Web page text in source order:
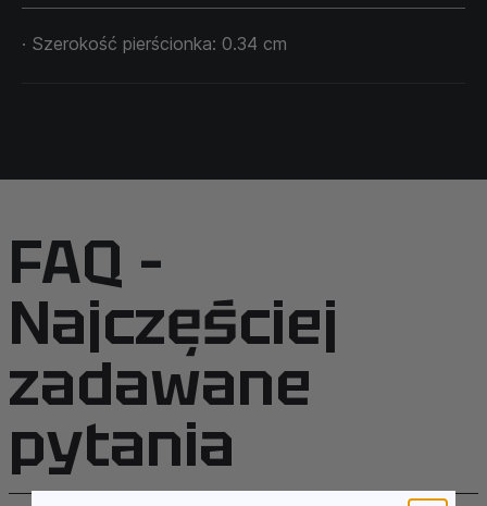
· Szerokość pierścionka: 0.34 cm
FAQ –
Najczęściej
zadawane
pytania